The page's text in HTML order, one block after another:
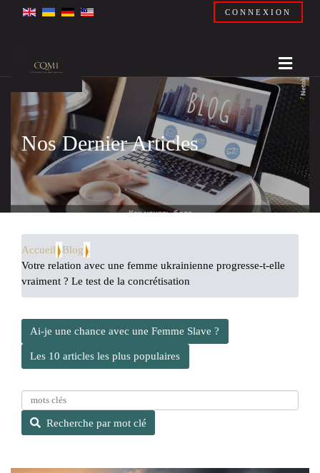
CONNEXION
Nos Dernier Articles
Accueil
Blog
Votre relation avec une femme ukrainienne progresse-t-elle
vraiment ? Le test de la concrétisation
Ai-je une chance avec une Femme Slave ?
Les 10 articles les plus populaires
e
Recherche par mot clé